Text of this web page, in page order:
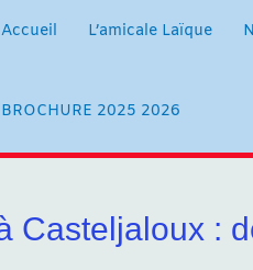
Accueil L’amicale Laïque
BROCHURE 2025 2026
Casteljaloux :